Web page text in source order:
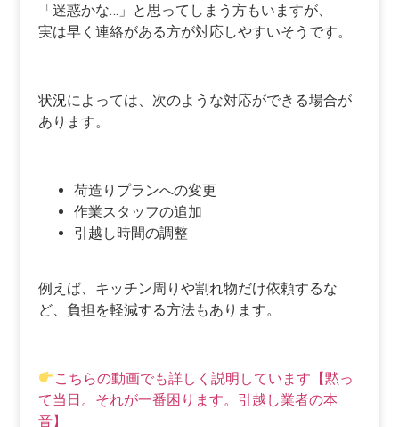
「迷惑かな…」と思ってしまう方もいますが、
実は早く連絡がある方が対応しやすいそうです。
状況によっては、次のような対応ができる場合が
あります。
荷造りプランへの変更
作業スタッフの追加
引越し時間の調整
例えば、キッチン周りや割れ物だけ依頼するな
ど、負担を軽減する方法もあります。
こちらの動画でも詳しく説明しています【黙っ
て当日。それが一番困ります。引越し業者の本
音】